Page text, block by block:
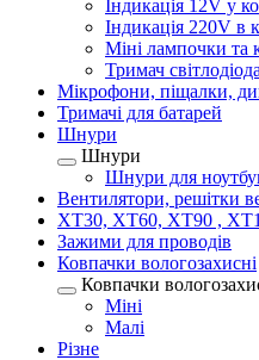
Індикація 12V у
Індикація 220V в
Міні лампочки та
Тримач світлодіода
Мікрофони, піщалки,
Тримачі для батарей
Шнури
Шнури
Шнури для
Вентилятори, решітки
XT30, XT60, XT90 ,
Зажими для проводів
Ковпачки вологозахисні
Ковпачки
Міні
Малі
Різне